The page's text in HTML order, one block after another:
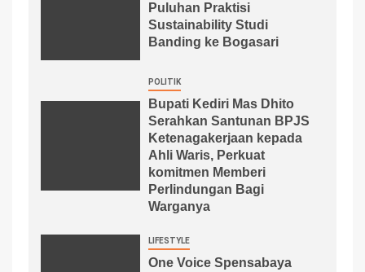
Puluhan Praktisi
Sustainability Studi
Banding ke Bogasari
POLITIK
Bupati Kediri Mas Dhito
Serahkan Santunan BPJS
Ketenagakerjaan kepada
Ahli Waris, Perkuat
komitmen Memberi
Perlindungan Bagi
Warganya
LIFESTYLE
One Voice Spensabaya